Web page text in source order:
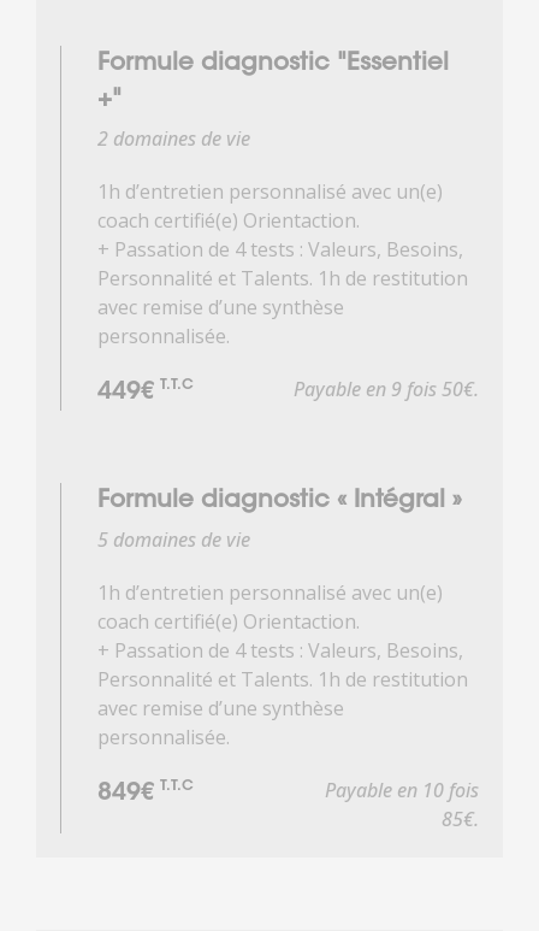
Formule diagnostic "Essentiel
+"
2 domaines de vie
1h d’entretien personnalisé avec un(e)
coach certifié(e) Orientaction.
+ Passation de 4 tests : Valeurs, Besoins,
Personnalité et Talents. 1h de restitution
avec remise d’une synthèse
personnalisée.
449€ T.T.C Payable en 9 fois 50€.
Formule diagnostic « Intégral »
5 domaines de vie
1h d’entretien personnalisé avec un(e)
coach certifié(e) Orientaction.
+ Passation de 4 tests : Valeurs, Besoins,
Personnalité et Talents. 1h de restitution
avec remise d’une synthèse
personnalisée.
849€ T.T.C
Payable en 10 fois
85€.